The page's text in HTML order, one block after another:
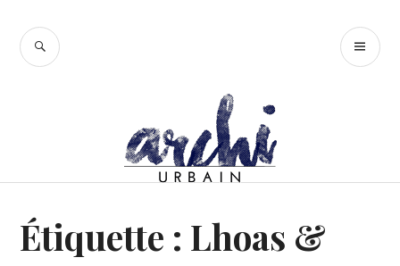
contenu
RECHERCHE
Étiquette : Lhoas &